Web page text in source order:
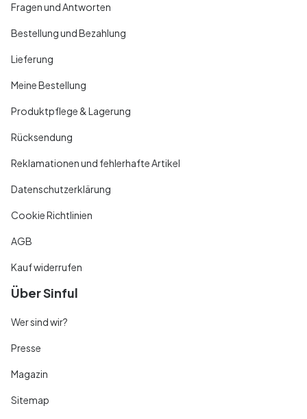
Fragen und Antworten
Bestellung und Bezahlung
Lieferung
Meine Bestellung
Produktpflege & Lagerung
Rücksendung
Reklamationen und fehlerhafte Artikel
Datenschutzerklärung
Cookie Richtlinien
AGB
Kauf widerrufen
Über Sinful
Wer sind wir?
Presse
Magazin
Sitemap